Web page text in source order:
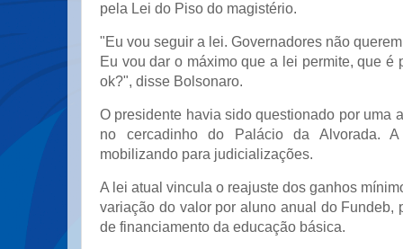
pela Lei do Piso do magistério.
"Eu vou seguir a lei. Governadores não
Eu vou dar o máximo que a lei permite, que é
ok?", disse Bolsonaro.
O presidente havia sido questionado por uma
no cercadinho do Palácio da Alvorada.
mobilizando para judicializações.
A lei atual vincula o reajuste dos ganhos
variação do valor por aluno anual do Fundeb,
de financiamento da educação básica.